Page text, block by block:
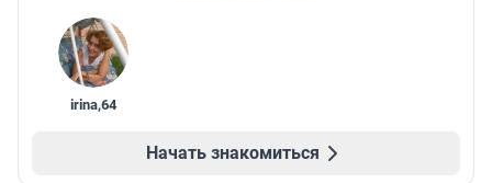
irina,64
Начать знакомиться